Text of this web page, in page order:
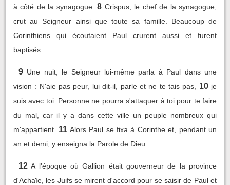
à côté de la synagogue. 8 Crispus, le chef de la synagogue,
crut au Seigneur ainsi que toute sa famille. Beaucoup de
Corinthiens qui écoutaient Paul crurent aussi et furent
baptisés.
9 Une nuit, le Seigneur lui-même parla à Paul dans une
vision : N'aie pas peur, lui dit-il, parle et ne te tais pas,
10 je
suis avec toi. Personne ne pourra s'attaquer à toi pour te faire
du mal, car il y a dans cette ville un peuple nombreux qui
m'appartient.
11 Alors Paul se fixa à Corinthe et, pendant un
an et demi, y enseigna la Parole de Dieu.
12 A l'époque où Gallion était gouverneur de la province
d'Achaïe, les Juifs se mirent d'accord pour se saisir de Paul et